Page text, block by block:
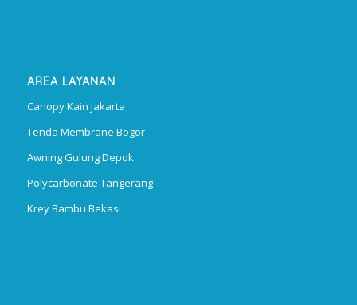
AREA LAYANAN
Canopy Kain Jakarta
Tenda Membrane Bogor
Awning Gulung Depok
Polycarbonate Tangerang
Krey Bambu Bekasi